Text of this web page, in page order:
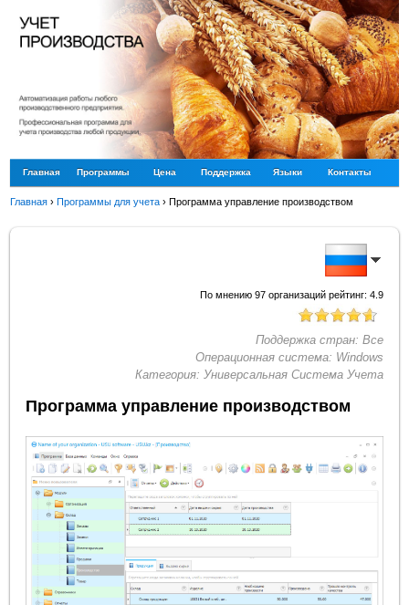
Главная Программы Цена Поддержка Языки Контакты
Главная ›Программы для учета ›Программа управление производством
По мнению 97организаций рейтинг: 4.9
Поддержка стран: Все
Операционная система: Windows
Категория: Универсальная Система Учета
Программа управление производством